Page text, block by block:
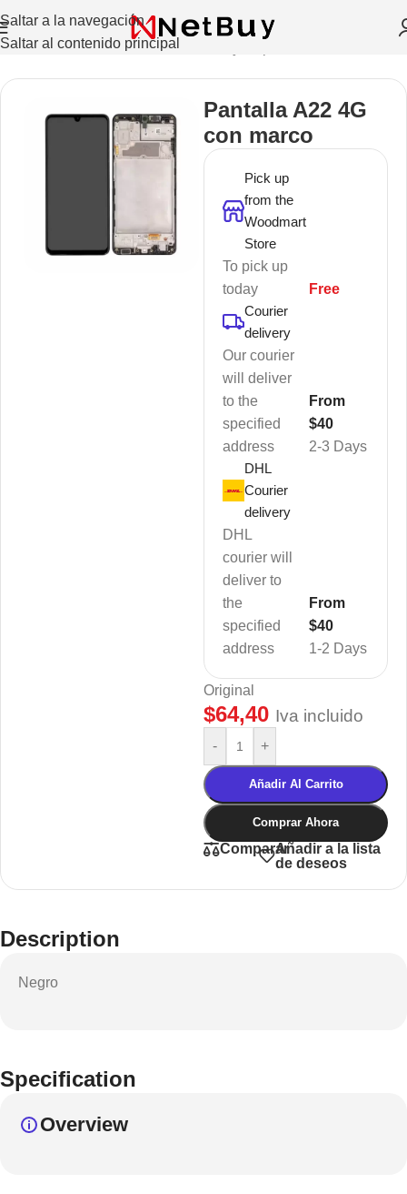
Saltar a la navegación
Saltar al contenido principal
Inicio/ Celulares Y Tablets/Pantallas y Repuestos
Pantalla A22 4G
con marco
Pick up
from the
Woodmart
Store
To pick up
today
Free
Courier
delivery
Our courier
will deliver
to the
specified
address
2-3 Days
From
$40
DHL
Courier
delivery
DHL
courier will
deliver to
the
specified
address
1-2 Days
From
$40
Original
$64,40 Iva incluido
- +
Añadir Al Carrito
Comprar Ahora
CompararAñadir a la lista
de deseos
Description
Negro
Specification
Overview